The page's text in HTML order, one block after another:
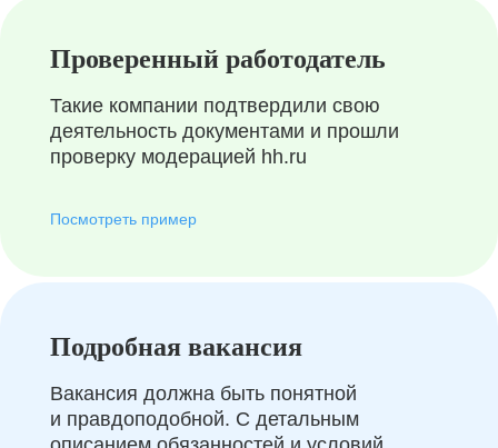
Проверенный работодатель
Такие компании подтвердили свою
деятельность документами и прошли
проверку модерацией hh.ru
Посмотреть пример
Подробная вакансия
Вакансия должна быть понятной
и правдоподобной. С детальным